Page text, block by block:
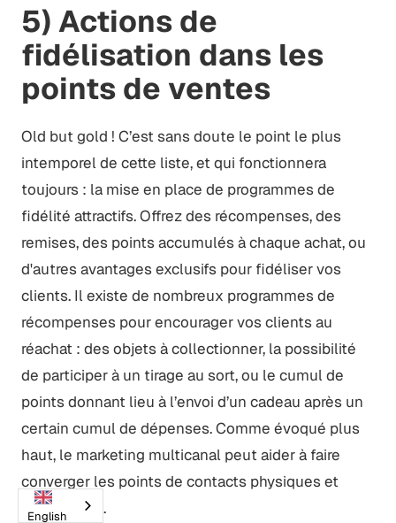
5) Actions de
fidélisation dans les
points de ventes
Old but gold ! C’est sans doute le point le plus
intemporel de cette liste, et qui fonctionnera
toujours : la mise en place de programmes de
fidélité attractifs. Offrez des récompenses, des
remises, des points accumulés à chaque achat, ou
d'autres avantages exclusifs pour fidéliser vos
clients. Il existe de nombreux programmes de
récompenses pour encourager vos clients au
réachat : des objets à collectionner, la possibilité
de participer à un tirage au sort, ou le cumul de
points donnant lieu à l’envoi d’un cadeau après un
certain cumul de dépenses. Comme évoqué plus
haut, le marketing multicanal peut aider à faire
converger les points de contacts physiques et
numériques.
English